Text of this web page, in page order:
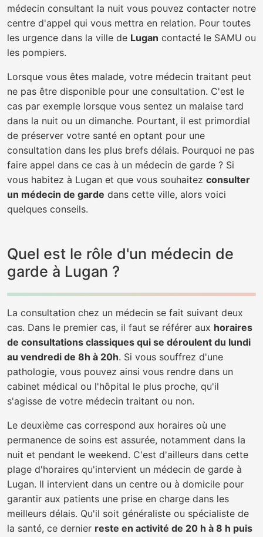
médecin consultant la nuit vous pouvez contacter notre
centre d'appel qui vous mettra en relation. Pour toutes
les urgence dans la ville de Lugan contacté le SAMU ou
les pompiers.
Lorsque vous êtes malade, votre médecin traitant peut
ne pas être disponible pour une consultation. C'est le
cas par exemple lorsque vous sentez un malaise tard
dans la nuit ou un dimanche. Pourtant, il est primordial
de préserver votre santé en optant pour une
consultation dans les plus brefs délais. Pourquoi ne pas
faire appel dans ce cas à un médecin de garde ? Si
vous habitez à Lugan et que vous souhaitez consulter
un médecin de garde dans cette ville, alors voici
quelques conseils.
Quel est le rôle d'un médecin de
garde à Lugan ?
La consultation chez un médecin se fait suivant deux
cas. Dans le premier cas, il faut se référer aux horaires
de consultations classiques qui se déroulent du lundi
au vendredi de 8h à 20h. Si vous souffrez d'une
pathologie, vous pouvez ainsi vous rendre dans un
cabinet médical ou l'hôpital le plus proche, qu'il
s'agisse de votre médecin traitant ou non.
Le deuxième cas correspond aux horaires où une
permanence de soins est assurée, notamment dans la
nuit et pendant le weekend. C'est d'ailleurs dans cette
plage d'horaires qu'intervient un médecin de garde à
Lugan. Il intervient dans un centre ou à domicile pour
garantir aux patients une prise en charge dans les
meilleurs délais. Qu'il soit généraliste ou spécialiste de
la santé, ce dernier reste en activité de 20 h à 8 h puis